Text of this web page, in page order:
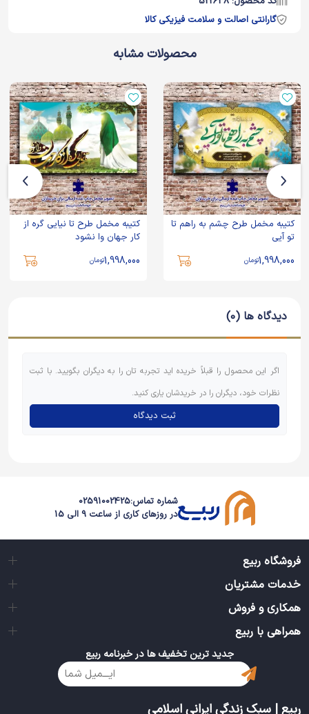
گارانتی اصالت و سلامت فیزیکی کالا
محصولات مشابه
کتیبه مخمل طرح چشم به راهم تا
تو آیی
1,998,000تومان
کتیبه مخمل طرح تا نیایی گره از
کار جهان وا نشود
1,998,000تومان
دیدگاه ها (0)
اگر این محصول را قبلاً خریده اید تجربه تان را به دیگران بگویید. با ثبت
نظرات خود، دیگران را در خریدشان یاری کنید.
ثبت دیدگاه
شماره تماس:02591002425
در روزهای کاری از ساعت 9 الی 15
فروشگاه ربیع
خدمات مشتریان
همکاری و فروش
همراهی با ربیع
جدید ترین تخفیف ها در خبرنامه ربیع
ربیع | سبک زندگی ایرانی اسلامی